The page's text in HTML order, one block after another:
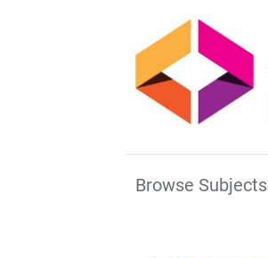
Browse Subjects